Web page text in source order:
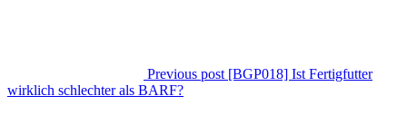
Previous post [BGP018] Ist Fertigfutter
wirklich schlechter als BARF?